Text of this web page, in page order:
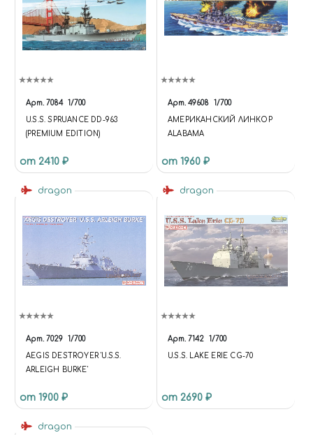
Арт. 7084 1/700
U.S.S. SPRUANCE DD-963
(PREMIUM EDITION)
от 2410 ₽
Арт. 49608 1/700
АМЕРИКАНСКИЙ ЛИНКОР
ALABAMA
от 1960 ₽
dragon
Арт. 7029 1/700
AEGIS DESTROYER 'U.S.S.
ARLEIGH BURKE'
от 1900 ₽
dragon
Арт. 7142 1/700
U.S.S. LAKE ERIE CG-70
от 2690 ₽
dragon